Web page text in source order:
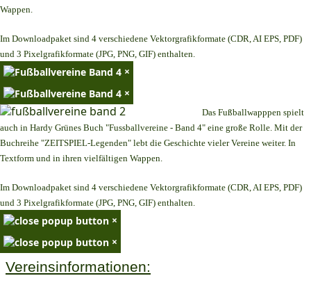
Wappen.
Im Downloadpaket sind 4 verschiedene Vektorgrafikformate (CDR, AI EPS, PDF)
und 3 Pixelgrafikformate (JPG, PNG, GIF) enthalten.
×
×
Das Fußballwapppen spielt
auch in Hardy Grünes Buch "Fussballvereine - Band 4" eine große Rolle. Mit der
Buchreihe "ZEITSPIEL-Legenden" lebt die Geschichte vieler Vereine weiter. In
Textform und in ihren vielfältigen Wappen.
Im Downloadpaket sind 4 verschiedene Vektorgrafikformate (CDR, AI EPS, PDF)
und 3 Pixelgrafikformate (JPG, PNG, GIF) enthalten.
×
×
Vereinsinformationen: